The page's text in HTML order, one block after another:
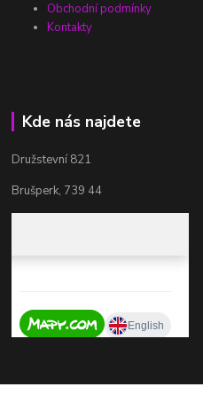
Obchodní podmínky
Kontakty
Kde nás najdete
Družstevní 821
Brušperk, 739 44